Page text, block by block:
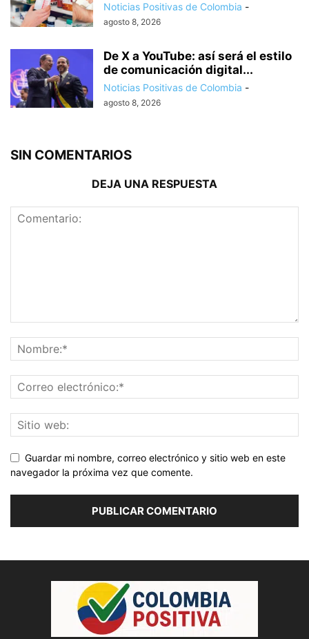
Noticias Positivas de Colombia -
agosto 8, 2026
De X a YouTube: así será el estilo
de comunicación digital...
Noticias Positivas de Colombia -
agosto 8, 2026
SIN COMENTARIOS
DEJA UNA RESPUESTA
Guardar mi nombre, correo electrónico y sitio web en este
navegador la próxima vez que comente.